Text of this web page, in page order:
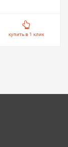
купить в 1 клик